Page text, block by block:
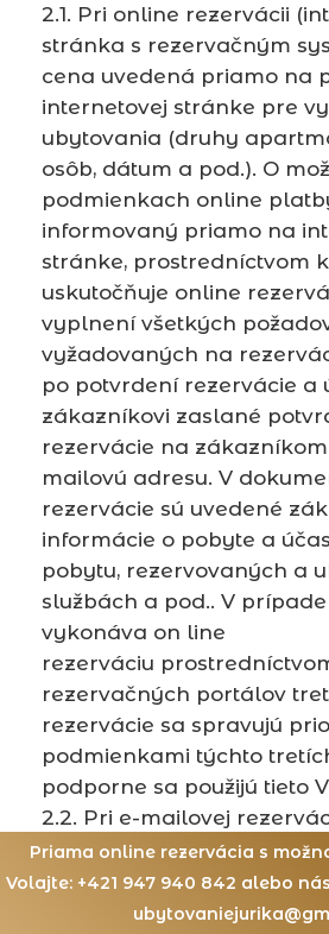
Priama online rezervácia s
Volajte: +421 947 940 842 alebo
2.1. Pri online rezervácii
stránka s rezervačným
cena uvedená priamo na
internetovej stránke pre
ubytovania (druhy
osôb, dátum a pod.). O
podmienkach online
informovaný priamo na
stránke, prostredníctvom
uskutočňuje online
vyplnení všetkých
vyžadovaných na
po potvrdení rezervácie a
zákazníkovi zaslané
rezervácie na
mailovú adresu. V
rezervácie sú uvedené
informácie o pobyte a
pobytu, rezervovaných a
službách a pod.. V
vykonáva on line
rezerváciu
rezervačných portálov
rezervácie sa spravujú
podmienkami týchto
podporne sa použijú tieto
2.2. Pri e-mailovej
možnosť kontaktovať
mailom na e- mailové
na internetových